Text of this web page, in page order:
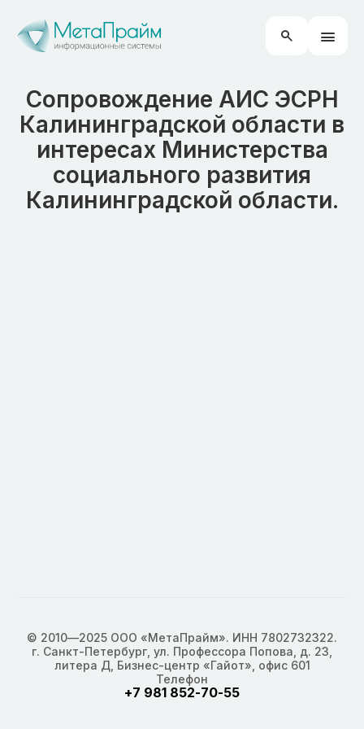
Сопровождение АИС ЭСРН
Калининградской области в
интересах Министерства
социального развития
Калининградской области.
© 2010—2025 ООО «МетаПрайм». ИНН 7802732322.
г. Санкт-Петербург, ул. Профессора Попова, д. 23,
литера Д, Бизнес-центр «Гайот», офис 601
Телефон
+7 981 852-70-55